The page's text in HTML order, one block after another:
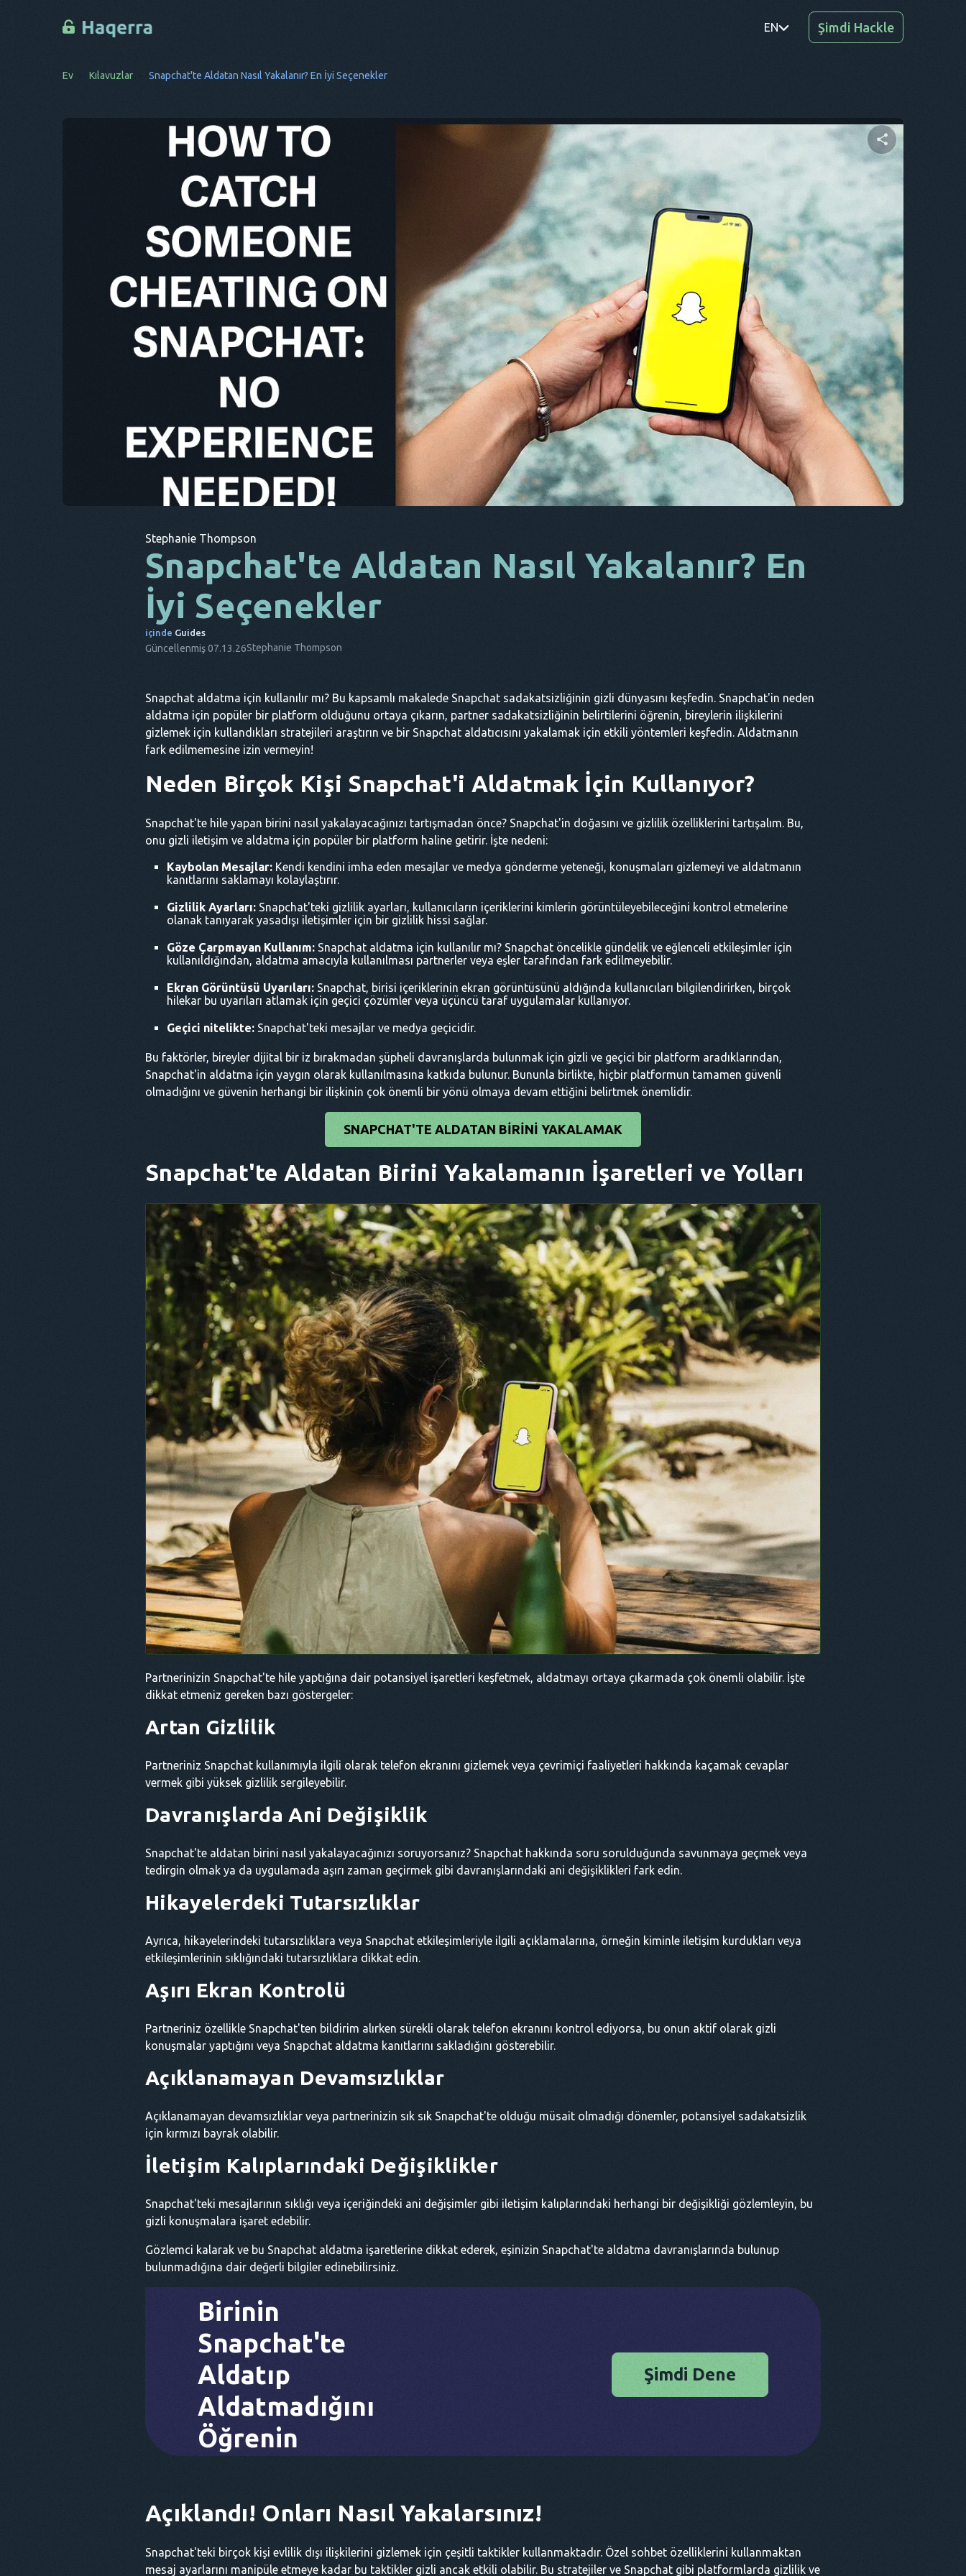
EN
KO
EL
AR
BG
CS
DA
FR
NL
ES
TR
Şimdi Hackle
Ev Kılavuzlar Snapchat'te Aldatan Nasıl Yakalanır? En İyi Seçenekler
Bu makaleyi paylaşın
Twitter Facebook Bağlantıyı Kopyala
Stephanie Thompson
Snapchat'te Aldatan Nasıl Yakalanır? En
İyi Seçenekler
içinde Guides
Güncellenmiş 07.13.26Stephanie Thompson
Snapchat aldatma için kullanılır mı? Bu kapsamlı makalede Snapchat sadakatsizliğinin gizli dünyasını keşfedin. Snapchat'in neden
aldatma için popüler bir platform olduğunu ortaya çıkarın, partner sadakatsizliğinin belirtilerini öğrenin, bireylerin ilişkilerini
gizlemek için kullandıkları stratejileri araştırın ve bir Snapchat aldatıcısını yakalamak için etkili yöntemleri keşfedin. Aldatmanın
fark edilmemesine izin vermeyin!
Neden Birçok Kişi Snapchat'i Aldatmak İçin Kullanıyor?
Snapchat'te hile yapan birini nasıl yakalayacağınızı tartışmadan önce? Snapchat'in doğasını ve gizlilik özelliklerini tartışalım. Bu,
onu gizli iletişim ve aldatma için popüler bir platform haline getirir. İşte nedeni:
Kaybolan Mesajlar: Kendi kendini imha eden mesajlar ve medya gönderme yeteneği, konuşmaları gizlemeyi ve aldatmanın
kanıtlarını saklamayı kolaylaştırır.
Gizlilik Ayarları: Snapchat'teki gizlilik ayarları, kullanıcıların içeriklerini kimlerin görüntüleyebileceğini kontrol etmelerine
olanak tanıyarak yasadışı iletişimler için bir gizlilik hissi sağlar.
Göze Çarpmayan Kullanım: Snapchat aldatma için kullanılır mı? Snapchat öncelikle gündelik ve eğlenceli etkileşimler için
kullanıldığından, aldatma amacıyla kullanılması partnerler veya eşler tarafından fark edilmeyebilir.
Ekran Görüntüsü Uyarıları: Snapchat, birisi içeriklerinin ekran görüntüsünü aldığında kullanıcıları bilgilendirirken, birçok
hilekar bu uyarıları atlamak için geçici çözümler veya üçüncü taraf uygulamalar kullanıyor.
Geçici nitelikte: Snapchat'teki mesajlar ve medya geçicidir.
Bu faktörler, bireyler dijital bir iz bırakmadan şüpheli davranışlarda bulunmak için gizli ve geçici bir platform aradıklarından,
Snapchat'in aldatma için yaygın olarak kullanılmasına katkıda bulunur. Bununla birlikte, hiçbir platformun tamamen güvenli
olmadığını ve güvenin herhangi bir ilişkinin çok önemli bir yönü olmaya devam ettiğini belirtmek önemlidir.
SNAPCHAT'TE ALDATAN BIRINI YAKALAMAK
Snapchat'te Aldatan Birini Yakalamanın İşaretleri ve Yolları
Partnerinizin Snapchat'te hile yaptığına dair potansiyel işaretleri keşfetmek, aldatmayı ortaya çıkarmada çok önemli olabilir. İşte
dikkat etmeniz gereken bazı göstergeler:
Artan Gizlilik
Partneriniz Snapchat kullanımıyla ilgili olarak telefon ekranını gizlemek veya çevrimiçi faaliyetleri hakkında kaçamak cevaplar
vermek gibi yüksek gizlilik sergileyebilir.
Davranışlarda Ani Değişiklik
Snapchat'te aldatan birini nasıl yakalayacağınızı soruyorsanız? Snapchat hakkında soru sorulduğunda savunmaya geçmek veya
tedirgin olmak ya da uygulamada aşırı zaman geçirmek gibi davranışlarındaki ani değişiklikleri fark edin.
Hikayelerdeki Tutarsızlıklar
Ayrıca, hikayelerindeki tutarsızlıklara veya Snapchat etkileşimleriyle ilgili açıklamalarına, örneğin kiminle iletişim kurdukları veya
etkileşimlerinin sıklığındaki tutarsızlıklara dikkat edin.
Aşırı Ekran Kontrolü
Partneriniz özellikle Snapchat'ten bildirim alırken sürekli olarak telefon ekranını kontrol ediyorsa, bu onun aktif olarak gizli
konuşmalar yaptığını veya Snapchat aldatma kanıtlarını sakladığını gösterebilir.
Açıklanamayan Devamsızlıklar
Açıklanamayan devamsızlıklar veya partnerinizin sık sık Snapchat'te olduğu müsait olmadığı dönemler, potansiyel sadakatsizlik
için kırmızı bayrak olabilir.
İletişim Kalıplarındaki Değişiklikler
Snapchat'teki mesajlarının sıklığı veya içeriğindeki ani değişimler gibi iletişim kalıplarındaki herhangi bir değişikliği gözlemleyin, bu
gizli konuşmalara işaret edebilir.
Gözlemci kalarak ve bu Snapchat aldatma işaretlerine dikkat ederek, eşinizin Snapchat'te aldatma davranışlarında bulunup
bulunmadığına dair değerli bilgiler edinebilirsiniz.
Birinin
Snapchat'te
Aldatıp
Aldatmadığını
Öğrenin
Şimdi Dene
Açıklandı! Onları Nasıl Yakalarsınız!
Snapchat'teki birçok kişi evlilik dışı ilişkilerini gizlemek için çeşitli taktikler kullanmaktadır. Özel sohbet özelliklerini kullanmaktan
mesaj ayarlarını manipüle etmeye kadar bu taktikler gizli ancak etkili olabilir. Bu stratejiler ve Snapchat gibi platformlarda gizlilik ve